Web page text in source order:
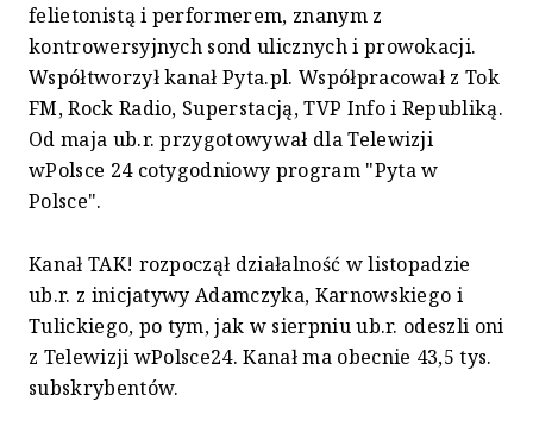
felietonistą i performerem, znanym z
kontrowersyjnych sond ulicznych i prowokacji.
Współtworzył kanał Pyta.pl. Współpracował z Tok
FM, Rock Radio, Superstacją, TVP Info i Republiką.
Od maja ub.r. przygotowywał dla Telewizji
wPolsce 24 cotygodniowy program "Pyta w
Polsce".
Kanał TAK! rozpoczął działalność w listopadzie
ub.r. z inicjatywy Adamczyka, Karnowskiego i
Tulickiego, po tym, jak w sierpniu ub.r. odeszli oni
z Telewizji wPolsce24. Kanał ma obecnie 43,5 tys.
subskrybentów.